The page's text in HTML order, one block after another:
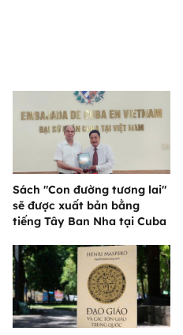
Sách "Con đường tương lai"
sẽ được xuất bản bằng
tiếng Tây Ban Nha tại Cuba